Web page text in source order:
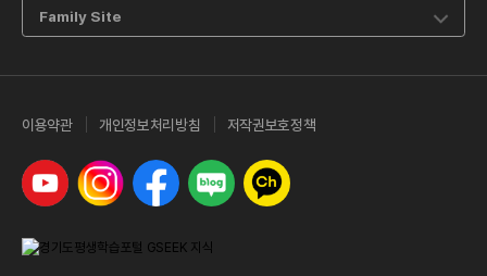
Family Site
이용약관 개인정보처리방침 저작권보호정책
유튜브 인스타그램 페이스북 네이버 블로그카카오톡 채널